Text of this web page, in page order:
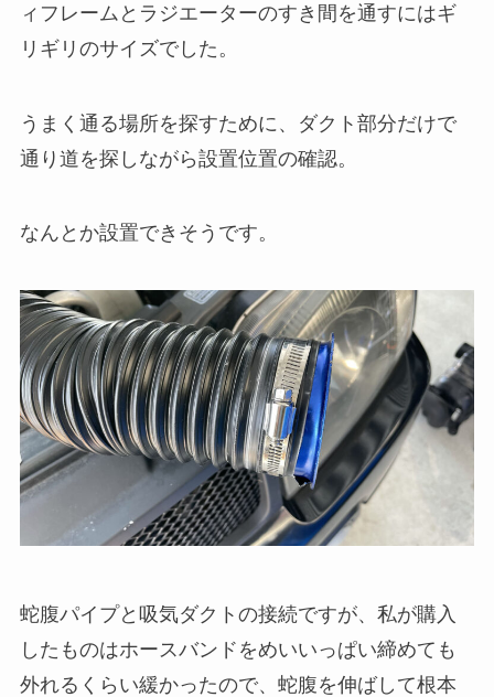
ィフレームとラジエーターのすき間を通すにはギ
リギリのサイズでした。
うまく通る場所を探すために、ダクト部分だけで
通り道を探しながら設置位置の確認。
なんとか設置できそうです。
蛇腹パイプと吸気ダクトの接続ですが、私が購入
したものはホースバンドをめいいっぱい締めても
外れるくらい緩かったので、蛇腹を伸ばして根本